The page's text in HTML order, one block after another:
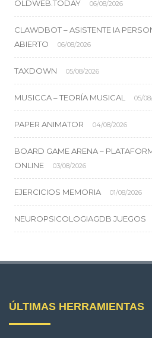
OLDWEB.TODAY 06/08/2026
CLAWDBOT – ASISTENTE IA
ABIERTO
06/08/2026
TAXDOWN 05/08/2026
MUSICCA – TEORÍA MUSICAL 05/
PAPER ANIMATOR 04/08/2026
BOARD GAME ARENA –
ONLINE
03/08/2026
EJERCICIOS MEMORIA 01/08/2026
NEUROPSICOLOGIAGDB JUEGOS
ÚLTIMAS HERRAMIENTAS